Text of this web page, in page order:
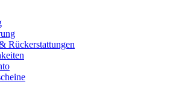
Rückerstattungen